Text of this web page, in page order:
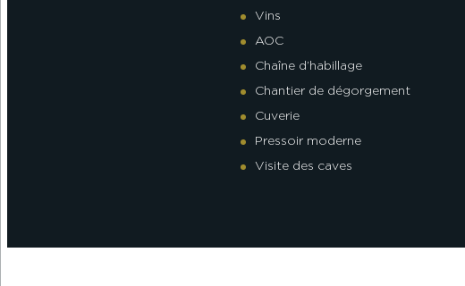
Vins
AOC
Chaîne d’habillage
Chantier de dégorgement
Cuverie
Pressoir moderne
Visite des caves